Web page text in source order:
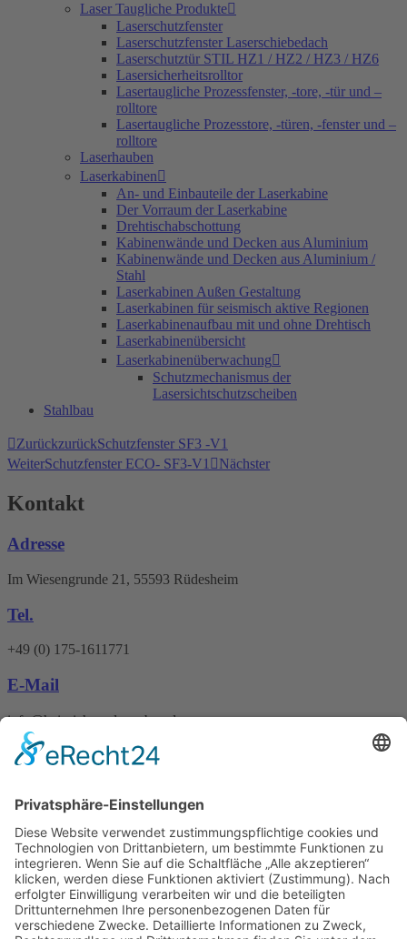
Laser Taugliche Produkte
Laserschutzfenster
Laserschutzfenster Laserschiebedach
Laserschutztür STIL HZ1 / HZ2 / HZ3 / HZ6
Lasersicherheitsrolltor
Lasertaugliche Prozessfenster, -tore, -tür und –
rolltore
Lasertaugliche Prozesstore, -türen, -fenster und –
rolltore
Laserhauben
Laserkabinen
An- und Einbauteile der Laserkabine
Der Vorraum der Laserkabine
Drehtischabschottung
Kabinenwände und Decken aus Aluminium
Kabinenwände und Decken aus Aluminium /
Stahl
Laserkabinen Außen Gestaltung
Laserkabinen für seismisch aktive Regionen
Laserkabinenaufbau mit und ohne Drehtisch
Laserkabinenübersicht
Laserkabinenüberwachung
Schutzmechanismus der
Lasersichtschutzscheiben
Stahlbau
ZurückzurückSchutzfenster SF3 -V1
WeiterSchutzfenster ECO- SF3-V1 Nächster
Kontakt
Adresse
Im Wiesengrunde 21, 55593 Rüdesheim
Tel.
+49 (0) 175-1611771
E-Mail
info@heinrichs-anlagenbau.de
Wir benötigen Ihre
Zustimmung, um den
Google Maps-Service zu
laden!
Wir verwenden einen Service eines
Drittanbieters, um Karteninhalte